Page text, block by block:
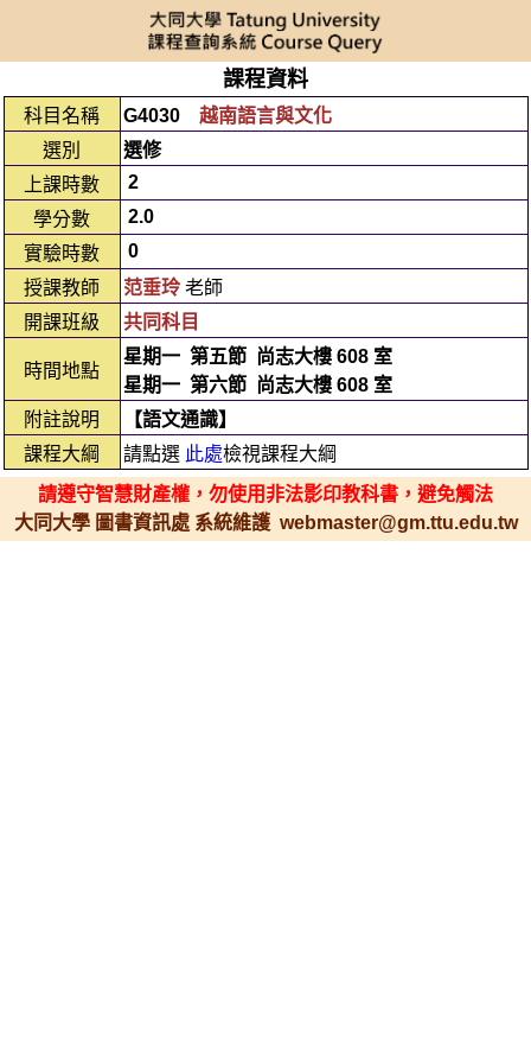
課程資料
科目名稱 G4030
越南語言與文化
選別
選修
上課時數
2
學分數
2.0
實驗時數
0
授課教師
范垂玲老師
開課班級
共同科目
時間地點
星期一 第五節
尚志大樓 608 室
星期一 第六節
尚志大樓 608 室
附註說明
【語文通識】
課程大綱
請點選 此處檢視課程大綱
請遵守智慧財產權，勿使用非法影印教科書，避免觸法
大同大學 圖書資訊處 系統維護 webmaster@gm.ttu.edu.tw